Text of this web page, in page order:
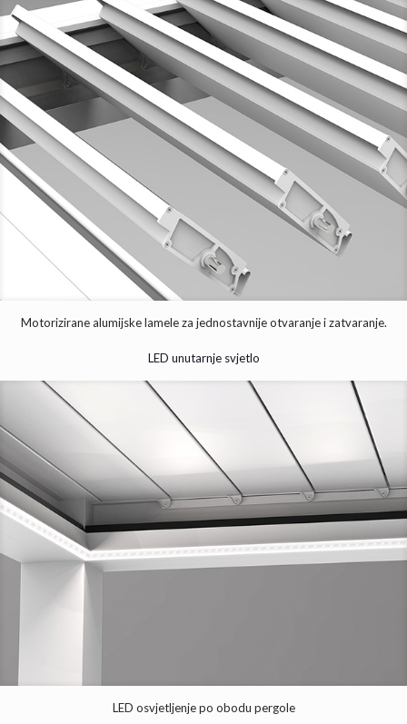
Motorizirane alumijske lamele za jednostavnije otvaranje i zatvaranje.
LED unutarnje svjetlo
LED osvjetljenje po obodu pergole